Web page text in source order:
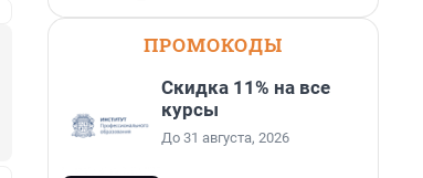
ПРОМОКОДЫ
Скидка 11% на все
курсы
До 31 августа, 2026